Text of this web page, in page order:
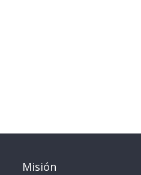
Misión